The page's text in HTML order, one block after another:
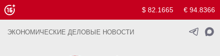
$ 82.1665 € 94.8366
ЭКОНОМИЧЕСКИЕ ДЕЛОВЫЕ НОВОСТИ